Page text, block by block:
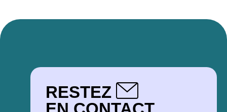
RESTEZ